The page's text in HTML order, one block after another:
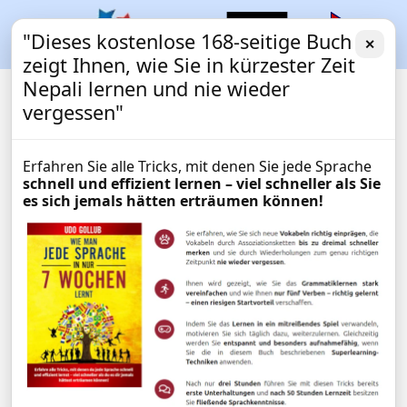
EXPRESSKURS
Nepali lernen mit
"Dieses kostenlose 168-seitige Buch
zeigt Ihnen, wie Sie in kürzester Zeit
Nepali lernen und nie wieder
vergessen"
✕
Erfahren Sie alle Tricks, mit denen Sie jede Sprache
schnell und effizient lernen – viel schneller als Sie
es sich jemals hätten erträumen können!